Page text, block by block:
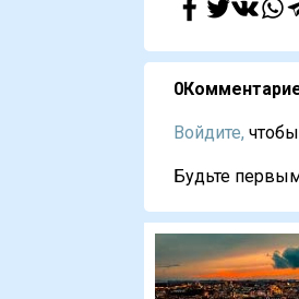
0
Войдите,
Будьте